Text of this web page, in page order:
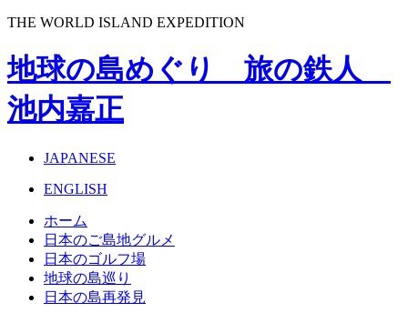
THE WORLD ISLAND EXPEDITION
地球の島めぐり 旅の鉄人
池内嘉正
JAPANESE
ENGLISH
ホーム
日本のご島地グルメ
日本のゴルフ場
地球の島巡り
日本の島再発見